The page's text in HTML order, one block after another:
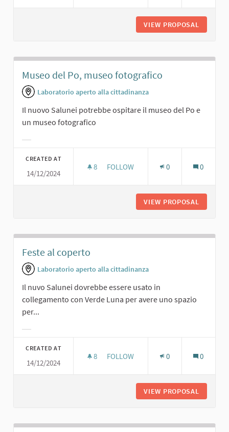
VIEW PROPOSAL
Museo del Po, museo fotografico
Laboratorio aperto alla cittadinanza
Il nuovo Salunei potrebbe ospitare il museo del Po e
un museo fotografico
CREATED AT
14/12/2024
8 8 FOLLOWERS
FOLLOW 0 0
VIEW PROPOSAL
Feste al coperto
Laboratorio aperto alla cittadinanza
Il nuvo Salunei dovrebbe essere usato in
collegamento con Verde Luna per avere uno spazio
per...
CREATED AT
14/12/2024
8 8 FOLLOWERS
FOLLOW 0 0
VIEW PROPOSAL